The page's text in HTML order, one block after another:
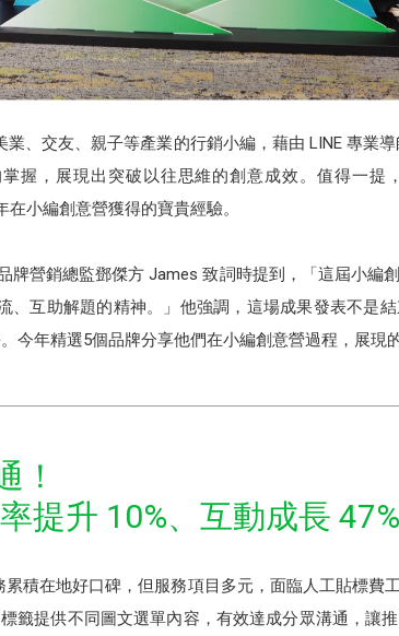
、交友、親子等產業的行銷小編，藉由 LINE 專業
握，展現出突破以往思維的創意成效。值得一提
小編創意營獲得的寶貴經驗。
牌營銷總監鄧傑方 James 致詞時提到，「這屆小編
、互助解題的精神。」他強調，這場成果發表不是
今年精選5個品牌分享他們在小編創意營過程，展現
！
提升 10%、互動成長 47%
積在地好口碑，但服務項目多元，面臨人工貼標費
籤提供不同圖文選單內容，有效達成分眾溝通，讓